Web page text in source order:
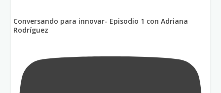
Conversando para innovar- Episodio 1 con Adriana
Rodríguez